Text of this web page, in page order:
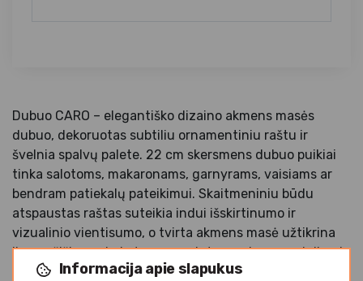
Informacija apie slapukus
Dubuo CARO – elegantiško dizaino akmens masės
dubuo, dekoruotas subtiliu ornamentiniu raštu ir
švelnia spalvų palete. 22 cm skersmens dubuo puikiai
tinka salotoms, makaronams, garnyrams, vaisiams ar
bendram patiekalų pateikimui. Skaitmeniniu būdu
atspaustas raštas suteikia indui išskirtinumo ir
vizualinio vientisumo, o tvirta akmens masė užtikrina
ilgaamžiškumą bei atsparumą intensyviam naudojimui.
Puikiai tinka restoranams, kavinėms, viešbučiams ir